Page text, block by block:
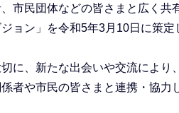
市民団体などの皆さまと広く共
ョン」を令和5年3月10日に策定
に、新たな出会いや交流により
者や市民の皆さまと連携・協力